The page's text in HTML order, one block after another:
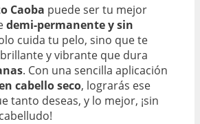
Caoba puede ser tu mejor
demi-permanente y sin
cuida tu pelo, sino que te
y vibrante que dura
. Con una sencilla aplicación
cabello seco, lograrás ese
tanto deseas, y lo mejor, ¡sin